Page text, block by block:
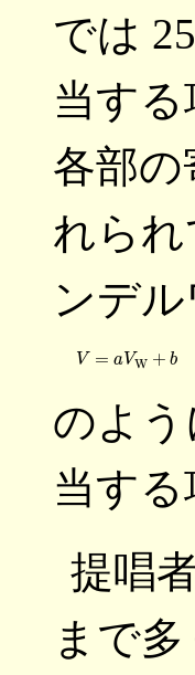
では
当す
各部
れら
ンデ
のよ
当す
提唱
まで